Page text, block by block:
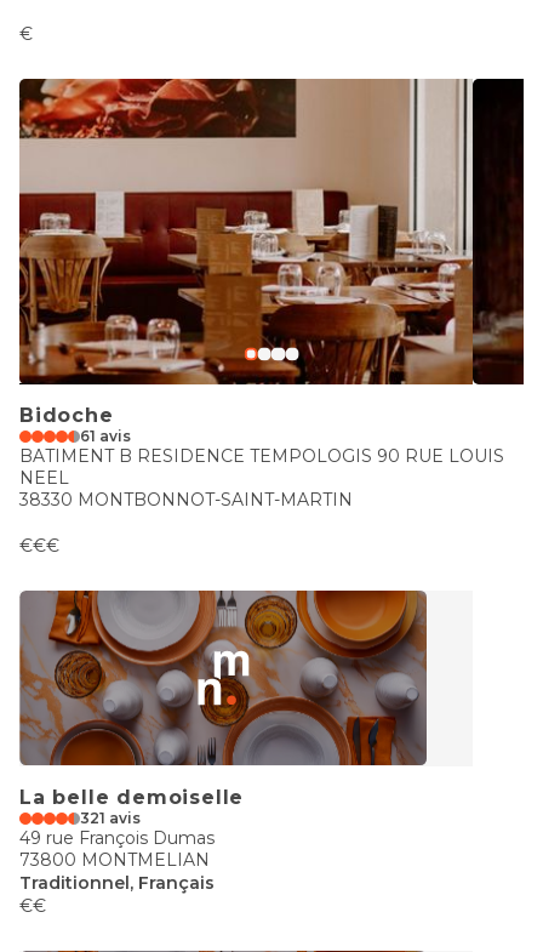
€
Bidoche
61 avis
BATIMENT B RESIDENCE TEMPOLOGIS 90 RUE LOUIS
NEEL
38330 MONTBONNOT-SAINT-MARTIN
€€€
La belle demoiselle
321 avis
49 rue François Dumas
73800 MONTMELIAN
Traditionnel, Français
€€